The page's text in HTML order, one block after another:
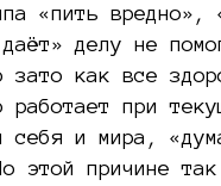
«пить вредно»,
делу не
зато как все
работает при
себя и мира,
этой причине